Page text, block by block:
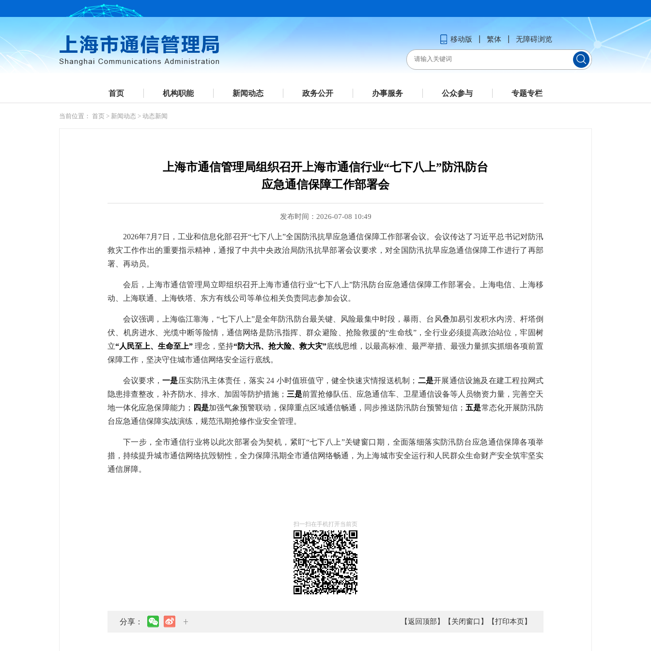
移动版 繁体 无障碍浏览
首页 机构职能 新闻动态 政务公开 办事服务 公众参与 专题专栏
当前位置： 首页 > 新闻动态 > 动态新闻
上海市通信管理局组织召开上海市通信行业“七下八上”防汛防台
应急通信保障工作部署会
发布时间：2026-07-08 10:49
2026年7月7日，工业和信息化部召开“七下八上”全国防汛抗旱应急通信保障工作部署会议。会议传达了习近平总书记对防汛
救灾工作作出的重要指示精神，通报了中共中央政治局防汛抗旱部署会议要求，对全国防汛抗旱应急通信保障工作进行了再部
署、再动员。
会后，上海市通信管理局立即组织召开上海市通信行业“七下八上”防汛防台应急通信保障工作部署会。上海电信、上海移
动、上海联通、上海铁塔、东方有线公司等单位相关负责同志参加会议。
会议强调，上海临江靠海，“七下八上”是全年防汛防台最关键、风险最集中时段，暴雨、台风叠加易引发积水内涝、杆塔倒
伏、机房进水、光缆中断等险情，通信网络是防汛指挥、群众避险、抢险救援的“生命线”，全行业必须提高政治站位，牢固树
立“人民至上、生命至上” 理念，坚持“防大汛、抢大险、救大灾”底线思维，以最高标准、最严举措、最强力量抓实抓细各项前置
保障工作，坚决守住城市通信网络安全运行底线。
会议要求，一是压实防汛主体责任，落实 24 小时值班值守，健全快速灾情报送机制； 二是开展通信设施及在建工程拉网式
隐患排查整改，补齐防水、排水、加固等防护措施； 三是前置抢修队伍、应急通信车、卫星通信设备等人员物资力量，完善空天
地一体化应急保障能力； 四是加强气象预警联动，保障重点区域通信畅通，同步推送防汛防台预警短信； 五是常态化开展防汛防
台应急通信保障实战演练，规范汛期抢修作业安全管理。
下一步，全市通信行业将以此次部署会为契机，紧盯“七下八上”关键窗口期，全面落细落实防汛防台应急通信保障各项举
措，持续提升城市通信网络抗毁韧性，全力保障汛期全市通信网络畅通，为上海城市安全运行和人民群众生命财产安全筑牢坚实
通信屏障。
扫一扫在手机打开当前页
分享： 【返回顶部】 【关闭窗口】 【打印本页】